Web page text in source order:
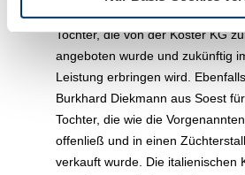
eine typstarke und sehr
Tochter, die von der Köster KG
angeboten wurde und zukünftig
Leistung erbringen wird.
Burkhard Diekmann aus Soest
Tochter, die wie die
offenließ und in einen
verkauft wurde. Die italienischen